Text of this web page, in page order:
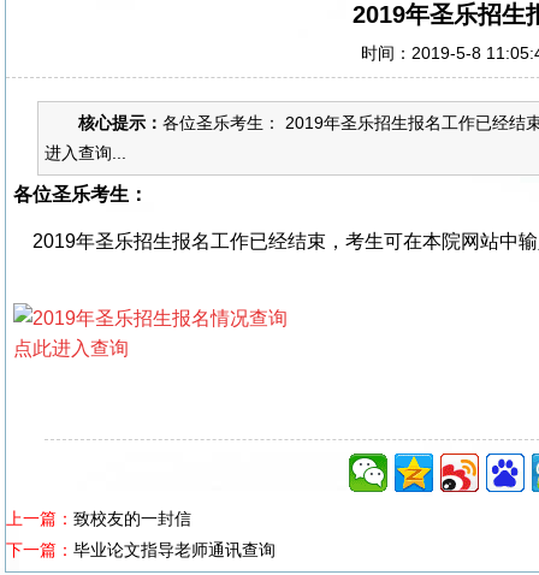
2019年圣乐招生
时间：2019-5-8
核心提示： 各位圣乐考生： 2019年圣乐招生报名工作已经结
进入查询...
各位圣乐考生：
2019年圣乐招生报名工作已经结束，考生可在本院网站中
点此进入查询
上一篇： 致校友的一封信
下一篇： 毕业论文指导老师通讯查询